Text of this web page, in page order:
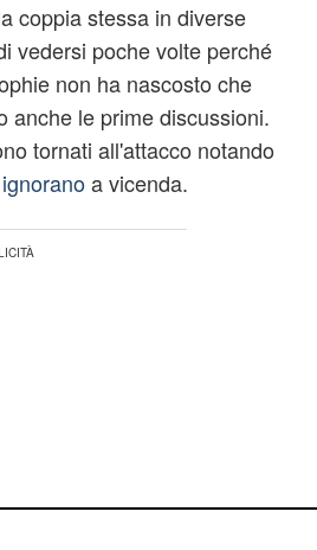
coppia stessa in diverse
vedersi poche volte perché
non ha nascosto che
anche le prime discussioni.
tornati all'attacco notando
a vicenda.